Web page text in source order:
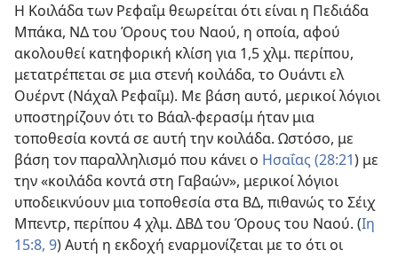
Η Κοιλάδα των Ρεφαΐμ θεωρείται ότι είναι η Πεδιάδα
Μπάκα, ΝΔ του Όρους του Ναού, η οποία, αφού
ακολουθεί κατηφορική κλίση για 1,5 χλμ. περίπου,
μετατρέπεται σε μια στενή κοιλάδα, το Ουάντι ελ
Ουέρντ (Νάχαλ Ρεφαΐμ). Με βάση αυτό, μερικοί λόγιοι
υποστηρίζουν ότι το Βάαλ-φερασίμ ήταν μια
τοποθεσία κοντά σε αυτή την κοιλάδα. Ωστόσο, με
βάση τον παραλληλισμό που κάνει ο Ησαΐας (28:21) με
την «κοιλάδα κοντά στη Γαβαών», μερικοί λόγιοι
υποδεικνύουν μια τοποθεσία στα ΒΔ, πιθανώς το Σέιχ
Μπεντρ, περίπου 4 χλμ. ΔΒΔ του Όρους του Ναού. (Ιη
15:8, 9) Αυτή η εκδοχή εναρμονίζεται με το ότι οι